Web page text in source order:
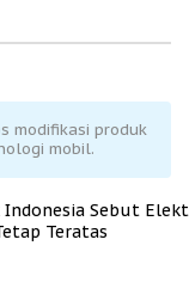
modifikasi produk
mobil.
Sebut
Teratas